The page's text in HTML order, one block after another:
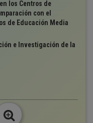
los Centros de
con el
de Educación Media
e Investigación de la